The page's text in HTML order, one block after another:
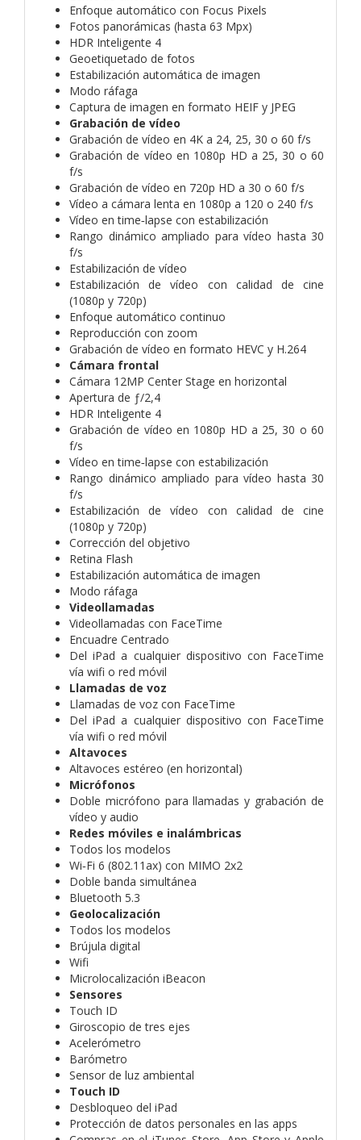
Enfoque automático con Focus Pixels
Fotos panorámicas (hasta 63 Mpx)
HDR Inteligente 4
Geoetiquetado de fotos
Estabilización automática de imagen
Modo ráfaga
Captura de imagen en formato HEIF y JPEG
Grabación de vídeo
Grabación de vídeo en 4K a 24, 25, 30 o 60 f/s
Grabación de vídeo en 1080p HD a 25, 30 o 60
f/s
Grabación de vídeo en 720p HD a 30 o 60 f/s
Vídeo a cámara lenta en 1080p a 120 o 240 f/s
Vídeo en time‑lapse con estabili­zación
Rango dinámico ampliado para vídeo hasta 30
f/s
Estabilización de vídeo
Estabilización de vídeo con calidad de cine
(1080p y 720p)
Enfoque automático continuo
Reproducción con zoom
Grabación de vídeo en formato HEVC y H.264
Cámara frontal
Cámara 12MP Center Stage en horizontal
Apertura de ƒ/2,4
HDR Inteligente 4
Grabación de vídeo en 1080p HD a 25, 30 o 60
f/s
Vídeo en time‑lapse con estabili­zación
Rango dinámico ampliado para vídeo hasta 30
f/s
Estabilización de vídeo con calidad de cine
(1080p y 720p)
Corrección del objetivo
Retina Flash
Estabilización automática de imagen
Modo ráfaga
Videollamadas
Videollamadas con FaceTime
Encuadre Centrado
Del iPad a cualquier dispositivo con FaceTime
vía wifi o red móvil
Llamadas de voz
Llamadas de voz con FaceTime
Del iPad a cualquier dispositivo con FaceTime
vía wifi o red móvil
Altavoces
Altavoces estéreo (en horizontal)
Micrófonos
Doble micrófono para llamadas y grabación de
vídeo y audio
Redes móviles e inalámbricas
Todos los modelos
Wi‑Fi 6 (802.11ax) con MIMO 2x2
Doble banda simultánea
Bluetooth 5.3
Geolocalización
Todos los modelos
Brújula digital
Wifi
Microlocalización iBeacon
Sensores
Touch ID
Giroscopio de tres ejes
Acelerómetro
Barómetro
Sensor de luz ambiental
Touch ID
Desbloqueo del iPad
Protección de datos personales en las apps